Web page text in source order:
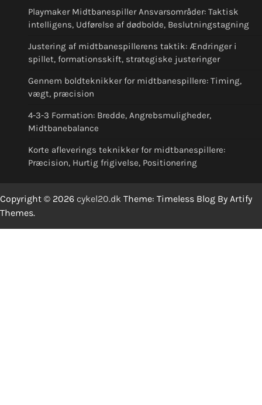
Playmaker Midtbanespiller Ansvarsområder: Taktisk
intelligens, Udførelse af dødbolde, Beslutningstagning
Justering af midtbanespillerens taktik: Ændringer i
spillet, formationsskift, strategiske justeringer
Gennem boldteknikker for midtbanespillere: Timing,
vægt, præcision
4-3-3 Formation: Bredde, Angrebsmuligheder,
Midtbanebalance
Korte afleverings teknikker for midtbanespillere:
Præcision, Hurtig frigivelse, Positionering
Copyright © 2026 cykel20.dk Theme: Timeless Blog By Artify
Themes.